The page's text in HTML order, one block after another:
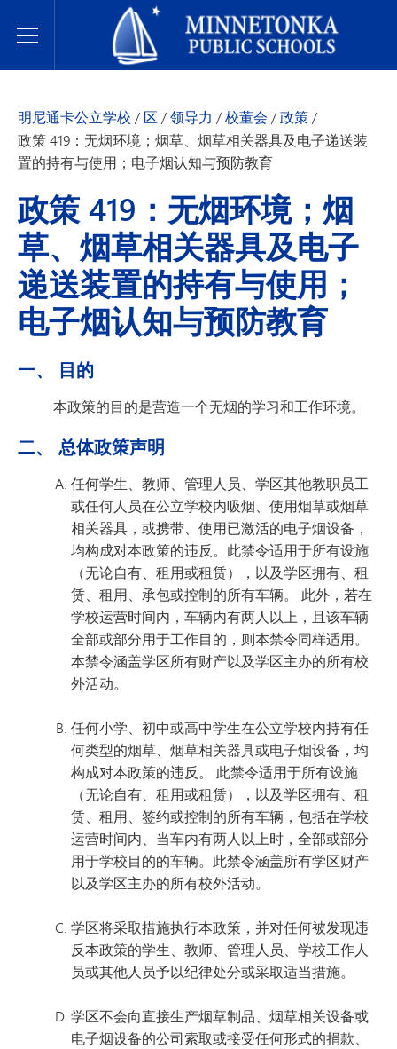
Toggle Menu
明尼通卡公立学校
明尼通卡公立学校 / 区/领导力 /校董会 /政策/
政策 419：无烟环境；烟草、烟草相关器具及电子递送装
置的持有与使用；电子烟认知与预防教育
政策 419：无烟环境；烟
草、烟草相关器具及电子
递送装置的持有与使用；
电子烟认知与预防教育
一、 目的
本政策的目的是营造一个无烟的学习和工作环境。
二、 总体政策声明
任何学生、教师、管理人员、学区其他教职员工
或任何人员在公立学校内吸烟、使用烟草或烟草
相关器具，或携带、使用已激活的电子烟设备，
均构成对本政策的违反。此禁令适用于所有设施
（无论自有、租用或租赁），以及学区拥有、租
赁、租用、承包或控制的所有车辆。 此外，若在
学校运营时间内，车辆内有两人以上，且该车辆
全部或部分用于工作目的，则本禁令同样适用。
本禁令涵盖学区所有财产以及学区主办的所有校
外活动。
任何小学、初中或高中学生在公立学校内持有任
何类型的烟草、烟草相关器具或电子烟设备，均
构成对本政策的违反。 此禁令适用于所有设施
（无论自有、租用或租赁），以及学区拥有、租
赁、租用、签约或控制的所有车辆，包括在学校
运营时间内、当车内有两人以上时，全部或部分
用于学校目的的车辆。此禁令涵盖所有学区财产
以及学区主办的所有校外活动。
学区将采取措施执行本政策，并对任何被发现违
反本政策的学生、教师、管理人员、学校工作人
员或其他人员予以纪律处分或采取适当措施。
学区不会向直接生产烟草制品、烟草相关设备或
电子烟设备的公司索取或接受任何形式的捐款、